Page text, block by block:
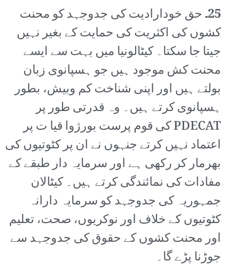
25۔ حق خودارادیت کی جدوجہد کو محنت
کشوں کی اکثریت کی حمایت کے بغیر نہیں
جیتا جا سکتا۔ کیٹالونیا میں بہت سے ایسے
محنت کش موجود ہیں جو ہسپانوی زبان
بولتے ہیں اور اپنی شناخت کم وبیش، بطور
ہسپانوی کرتے ہیں۔ وہ قدرتی طور پر
PDECAT کی قوم پرست بورژوا قیا ت پر
اعتماد نہیں کرتے جنہوں نے ان پر کٹوتیوں کی
بھرمار کر رکھی ہے اور سرمایہ دار طبقے کے
مفادات کی نمائندگی کرتے ہیں۔ کیٹالان
جمہوریہ کی جدوجہد کو سرمایہ دارانہ
کٹوتیوں کے خلاف اور نوکریوں، صحت، تعلیم
اور محنت کشوں کے حقوق کی جدوجہد سے
جوڑنا پڑے گا۔